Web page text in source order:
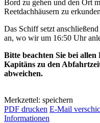
Bord zu gehen und den Ort
Reetdachhäusern zu
Das Schiff setzt
an, wo wir um 16:50 Uhr
Bitte beachten Sie bei
Kapitäns zu den
abweichen.
Merkzettel: speichern
PDF drucken E-Mail
Informationen